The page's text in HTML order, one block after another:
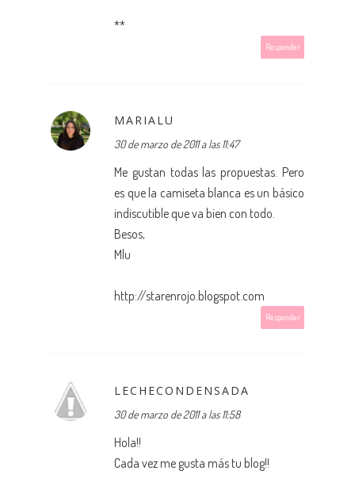
**
Responder
MARIALU
30 de marzo de 2011 a las 11:47
Me gustan todas las propuestas. Pero
es que la camiseta blanca es un básico
indiscutible que va bien con todo.
Besos,
Mlu
http://starenrojo.blogspot.com
Responder
LECHECONDENSADA
30 de marzo de 2011 a las 11:58
Hola!!
Cada vez me gusta más tu blog!!